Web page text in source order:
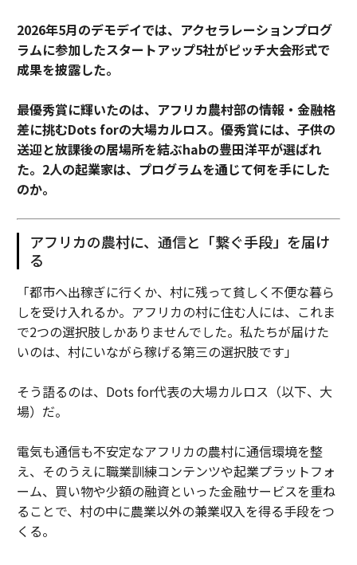
2026年5月のデモデイでは、アクセラレーションプログ
ラムに参加したスタートアップ5社がピッチ大会形式で
成果を披露した。
最優秀賞に輝いたのは、アフリカ農村部の情報・金融格
差に挑むDots forの大場カルロス。優秀賞には、子供の
送迎と放課後の居場所を結ぶhabの豊田洋平が選ばれ
た。2人の起業家は、プログラムを通じて何を手にした
のか。
アフリカの農村に、通信と「繋ぐ手段」を届け
る
「都市へ出稼ぎに行くか、村に残って貧しく不便な暮ら
しを受け入れるか。アフリカの村に住む人には、これま
で2つの選択肢しかありませんでした。私たちが届けた
いのは、村にいながら稼げる第三の選択肢です」
そう語るのは、Dots for代表の大場カルロス（以下、大
場）だ。
電気も通信も不安定なアフリカの農村に通信環境を整
え、そのうえに職業訓練コンテンツや起業プラットフォ
ーム、買い物や少額の融資といった金融サービスを重ね
ることで、村の中に農業以外の兼業収入を得る手段をつ
くる。